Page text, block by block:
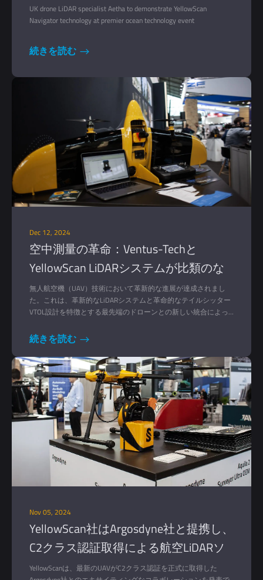
Solutions at Ocean Business 2025
UK drone LiDAR specialist Aetha to demonstrate YellowScan
Navigator technology at premier ocean technology event
続きを読む
Dec 12, 2024
空中測量の革命：Ventus-Techと
YellowScan LiDARシステムが比類のな
い精度とパフォーマンスを提供
無人航空機（UAV）技術において革新的な進展が達成されまし
た。これは、革新的なLiDARシステムと革命的なテイルシッター
VTOL設計を特徴とする最先端のドローンとの新しい統合によっ
続きを読む
Nov 05, 2024
YellowScan社はArgosdyne社と提携し、
C2クラス認証取得による航空LiDARソ
リューションの充実を図ります。
YellowScanは、最新のUAVがC2クラス認証を正式に取得した